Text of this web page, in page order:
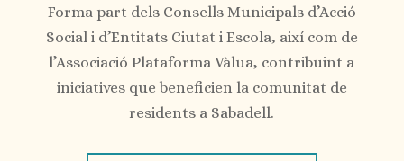
Forma part dels Consells Municipals d’Acció
Social i d’Entitats Ciutat i Escola, així com de
l’Associació Plataforma Vàlua, contribuint a
iniciatives que beneficien la comunitat de
residents a Sabadell.